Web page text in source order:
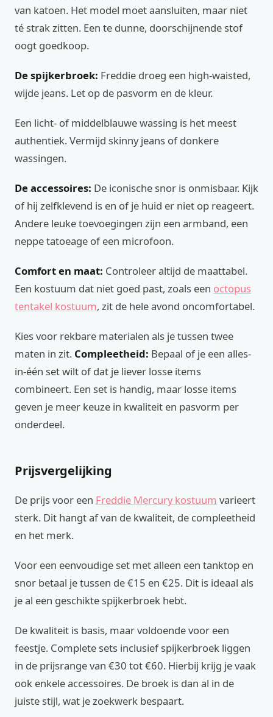
van katoen. Het model moet aansluiten, maar niet
té strak zitten. Een te dunne, doorschijnende stof
oogt goedkoop.
De spijkerbroek: Freddie droeg een high-waisted,
wijde jeans. Let op de pasvorm en de kleur.
Een licht- of middelblauwe wassing is het meest
authentiek. Vermijd skinny jeans of donkere
wassingen.
De accessoires: De iconische snor is onmisbaar. Kijk
of hij zelfklevend is en of je huid er niet op reageert.
Andere leuke toevoegingen zijn een armband, een
neppe tatoeage of een microfoon.
Comfort en maat: Controleer altijd de maattabel.
Een kostuum dat niet goed past, zoals een octopus
tentakel kostuum, zit de hele avond oncomfortabel.
Kies voor rekbare materialen als je tussen twee
maten in zit. Compleetheid: Bepaal of je een alles-
in-één set wilt of dat je liever losse items
combineert. Een set is handig, maar losse items
geven je meer keuze in kwaliteit en pasvorm per
onderdeel.
Prijsvergelijking
De prijs voor een Freddie Mercury kostuum varieert
sterk. Dit hangt af van de kwaliteit, de compleetheid
en het merk.
Voor een eenvoudige set met alleen een tanktop en
snor betaal je tussen de €15 en €25. Dit is ideaal als
je al een geschikte spijkerbroek hebt.
De kwaliteit is basis, maar voldoende voor een
feestje. Complete sets inclusief spijkerbroek liggen
in de prijsrange van €30 tot €60. Hierbij krijg je vaak
ook enkele accessoires. De broek is dan al in de
juiste stijl, wat je zoekwerk bespaart.